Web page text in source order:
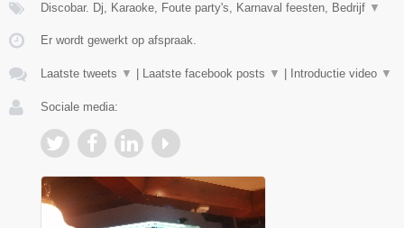
Discobar. Dj, Karaoke, Foute party's, Karnaval feesten, Bedrijf ▼
Er wordt gewerkt op afspraak.
Laatste tweets ▼ Laatste facebook posts ▼ Introductie video ▼
Sociale media: